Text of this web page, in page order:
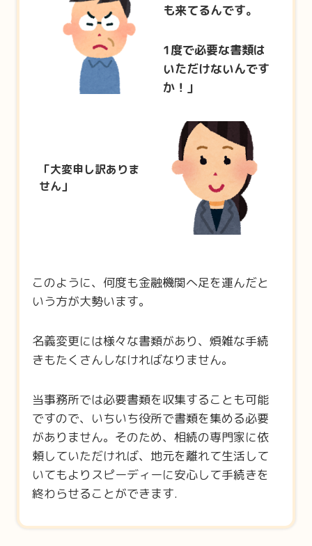
も来てるんです。
1度で必要な書類は
いただけないんです
か！」
「大変申し訳ありま
せん」
このように、何度も金融機関へ足を運んだと
いう方が大勢います。
名義変更には様々な書類があり、煩雑な手続
きもたくさんしなければなりません。
当事務所では必要書類を収集することも可能
ですので、いちいち役所で書類を集める必要
がありません。そのため、相続の専門家に依
頼していただければ、地元を離れて生活して
いてもよりスピーディーに安心して手続きを
終わらせることができます.